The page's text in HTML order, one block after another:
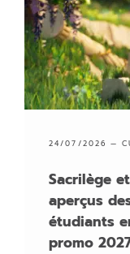
Création et design
Jeu vidéo
L'école
Marketing &
24/07/2026 —
Sacrilège
aperçus
étudiants
promo